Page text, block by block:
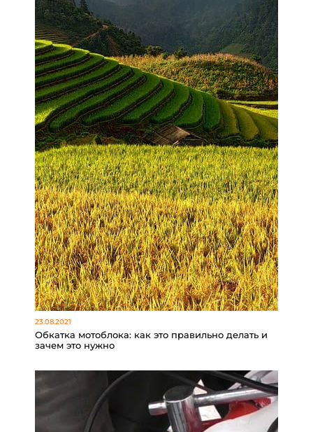
23.08.2021
Обкатка мотоблока: как это правильно делать и
зачем это нужно